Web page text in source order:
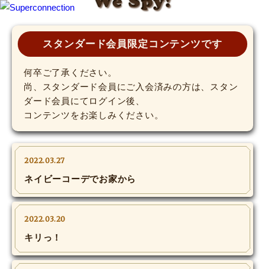
スタンダード会員限定コンテンツです
何卒ご了承ください。
尚、スタンダード会員にご入会済みの方は、スタン
ダード会員にてログイン後、
コンテンツをお楽しみください。
2022.03.27
ネイビーコーデでお家から
2022.03.20
キリっ！
INFO
SHIHO’s DIARY
STAFF DIARY
SHIHO’s VOICE
We Spy!
SPECIAL
#Throwback